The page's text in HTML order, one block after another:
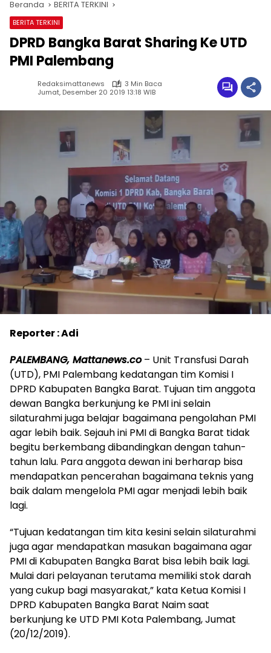
Beranda BERITA TERKINI
BERITA TERKINI
DPRD Bangka Barat Sharing Ke UTD
PMI Palembang
Redaksimattanews
3 Min Baca
Jumat, Desember 20 2019 13:18 WIB
Reporter : Adi
PALEMBANG, Mattanews.co– Unit Transfusi Darah
(UTD), PMI Palembang kedatangan tim Komisi I
DPRD Kabupaten Bangka Barat. Tujuan tim anggota
dewan Bangka berkunjung ke PMI ini selain
silaturahmi juga belajar bagaimana pengolahan PMI
agar lebih baik. Sejauh ini PMI di Bangka Barat tidak
begitu berkembang dibandingkan dengan tahun-
tahun lalu. Para anggota dewan ini berharap bisa
mendapatkan pencerahan bagaimana teknis yang
baik dalam mengelola PMI agar menjadi lebih baik
lagi.
“Tujuan kedatangan tim kita kesini selain silaturahmi
juga agar mendapatkan masukan bagaimana agar
PMI di Kabupaten Bangka Barat bisa lebih baik lagi.
Mulai dari pelayanan terutama memiliki stok darah
yang cukup bagi masyarakat,” kata Ketua Komisi I
DPRD Kabupaten Bangka Barat Naim saat
berkunjung ke UTD PMI Kota Palembang, Jumat
(20/12/2019).